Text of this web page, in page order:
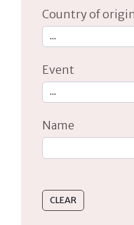
Country of origin
Event
Name